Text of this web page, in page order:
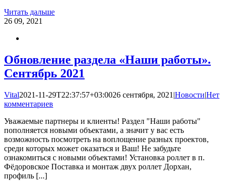
Читать дальше
26 09, 2021
Обновление раздела «Наши работы».
Сентябрь 2021
Vital2021-11-29T22:37:57+03:0026 сентября, 2021 |Новости|Нет
комментариев
Уважаемые партнеры и клиенты! Раздел "Наши работы"
пополняется новыми объектами, а значит у вас есть
возможность посмотреть на воплощение разных проектов,
среди которых может оказаться и Ваш! Не забудьте
ознакомиться с новыми объектами! Установка роллет в п.
Фёдоровское Поставка и монтаж двух роллет Дорхан,
профиль [...]